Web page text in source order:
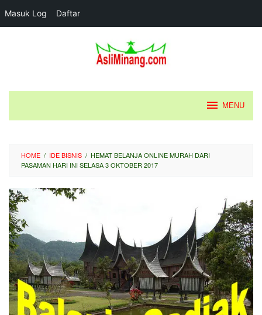
Masuk Log Daftar
MENU
HOME / IDE BISNIS / HEMAT BELANJA ONLINE MURAH DARI
PASAMAN HARI INI SELASA 3 OKTOBER 2017